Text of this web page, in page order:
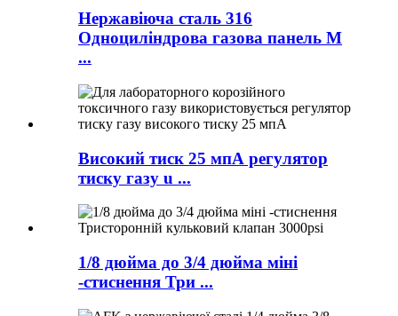
Нержавіюча сталь 316
Одноциліндрова газова панель M
...
Високий тиск 25 мпА регулятор
тиску газу u ...
1/8 дюйма до 3/4 дюйма міні
-стиснення Три ...